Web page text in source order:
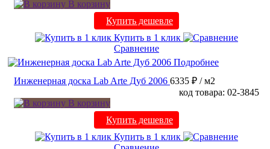
В корзину
Купить дешевле
Купить в 1 клик
Сравнение
Подробнее
Инженерная доска Lab Arte Дуб 2006 6335 ₽ / м2
код товара: 02-3845
В корзину
Купить дешевле
Купить в 1 клик